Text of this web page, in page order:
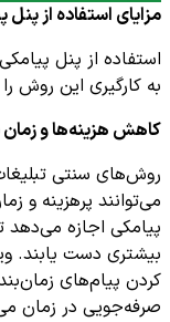
مزایای استفاده از
استفاده از پنل
به کارگیری این روش
کاهش هزینه‌ها و زمان
روش‌های سنتی
می‌توانند پرهزینه و
پیامکی اجازه می‌دهد
بیشتری دست یابند.
کردن پیام‌های
صرفه‌جویی در زمان